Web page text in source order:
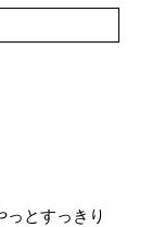
とすっきり